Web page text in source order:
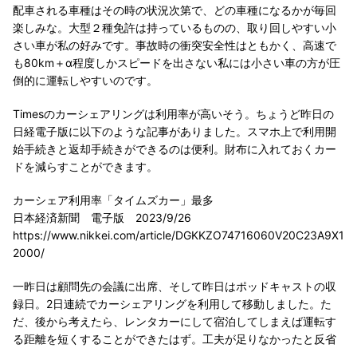
配車される車種はその時の状況次第で、どの車種になるかが毎回
楽しみな。大型２種免許は持っているものの、取り回しやすい小
さい車が私の好みです。事故時の衝突安全性はともかく、高速で
も80km＋α程度しかスピードを出さない私には小さい車の方が圧
倒的に運転しやすいのです。
Timesのカーシェアリングは利用率が高いそう。ちょうど昨日の
日経電子版に以下のような記事がありました。スマホ上で利用開
始手続きと返却手続きができるのは便利。財布に入れておくカー
ドを減らすことができます。
カーシェア利用率「タイムズカー」最多
日本経済新聞 電子版 2023/9/26
https://www.nikkei.com/article/DGKKZO74716060V20C23A9X1
2000/
一昨日は顧問先の会議に出席、そして昨日はポッドキャストの収
録日。2日連続でカーシェアリングを利用して移動しました。た
だ、後から考えたら、レンタカーにして宿泊してしまえば運転す
る距離を短くすることができたはず。工夫が足りなかったと反省